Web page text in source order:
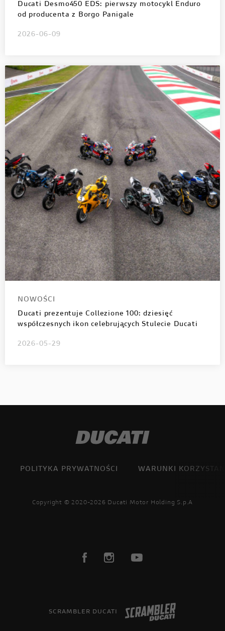
Ducati Desmo450 EDS: pierwszy motocykl Enduro
od producenta z Borgo Panigale
2026-06-09
NOWOŚCI
Ducati prezentuje Collezione 100: dziesięć
współczesnych ikon celebrujących Stulecie Ducati
2026-05-29
POLITYKA PRYWATNOŚCI WARUNKI
Copyright © 2020-2026 Ducati Motor Holding S.p.A
SCRAMBLER DUCATI